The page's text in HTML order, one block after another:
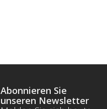
Abonnieren Sie
unseren Newsletter